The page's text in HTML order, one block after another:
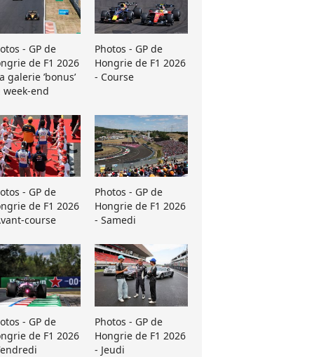
- GP de
de F1 2026
galerie ’bonus’
week-end
Photos - GP de
Hongrie de F1 2026
- Course
- GP de
de F1 2026
course
Photos - GP de
Hongrie de F1 2026
- Samedi
- GP de
de F1 2026
Photos - GP de
Hongrie de F1 2026
- Jeudi